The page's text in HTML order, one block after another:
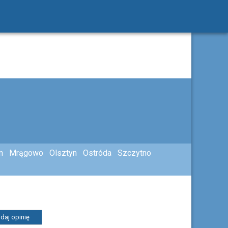
Mrągowo Olsztyn Ostróda Szczytno
opinię